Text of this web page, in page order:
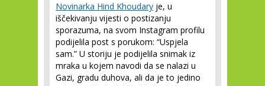
Novinarka Hind Khoudary je, u
iščekivanju vijesti o postizanju
sporazuma, na svom Instagram profilu
podijelila post s porukom: “Uspjela
sam.” U storiju je podijelila snimak iz
mraka u kojem navodi da se nalazi u
Gazi, gradu duhova, ali da je to jedino